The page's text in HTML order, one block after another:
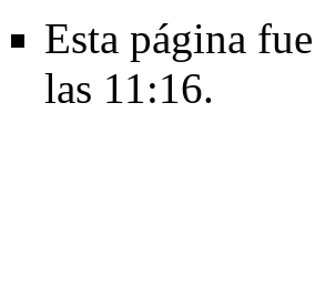
Esta página
las 11:16.